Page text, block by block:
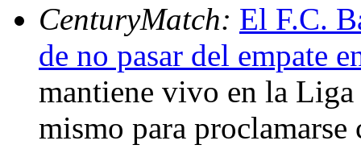
CenturyMatch: El F.C.
de no pasar del empate
mantiene vivo en la
mismo para proclamarse